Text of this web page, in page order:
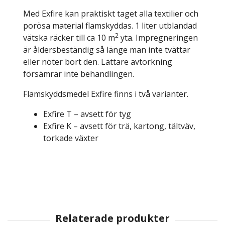
Med Exfire kan praktiskt taget alla textilier och
porösa material flamskyddas. 1 liter utblandad
vätska räcker till ca 10 m2 yta. Impregneringen
är åldersbeständig så länge man inte tvättar
eller nöter bort den. Lättare avtorkning
försämrar inte behandlingen.
Flamskyddsmedel Exfire finns i två varianter.
Exfire T – avsett för tyg
Exfire K – avsett för trä, kartong, tältväv,
torkade växter